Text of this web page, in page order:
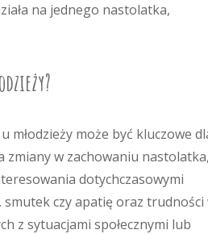
na jednego nastolatka,
młodzieży może być kluczowe
zmiany w zachowaniu nastolatka,
dotychczasowymi
czy apatię oraz trudności
z sytuacjami społecznymi lub